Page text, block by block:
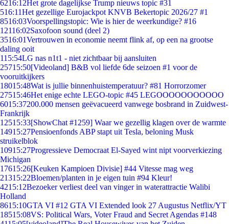
6216:12Het grote dagelijkse Trump nieuws topic #31
516:11Het gezellige Eurojackpot KNVB Bekertopic 2026/27 #1
8516:03Voorspellingstopic: Wie is hier de weerkundige? #16
12116:02Saxofoon sound (deel 2)
3516:01Vertrouwen in economie neemt flink af, op een na grootse
daling ooit
115:54LG nas n1t1 - niet zichtbaar bij aansluiten
25715:50[Videoland] B&B vol liefde 6de seizoen #1 voor de
vooruitkijkers
18015:48Wat is jullie binnenhuistemperatuur? #81 Horrorzomer
27515:46Het enige echte LEGO-topic #45 LEGOOOOOOOOOOO
6015:37200.000 mensen geëvacueerd vanwege bosbrand in Zuidwest-
Frankrijk
12515:33[ShowChat #1259] Waar we gezellig klagen over de warmte
14915:27Pensioenfonds ABP stapt uit Tesla, beloning Musk
struikelblok
10915:27Progressieve Democraat El-Sayed wint nipt voorverkiezing
Michigan
17615:26[Keuken Kampioen Divisie] #44 Vitesse mag weg
21315:22Bloemen/planten in je eigen tuin #94 Kleur!
4215:12Bezoeker verliest deel van vinger in waterattractie Walibi
Holland
8615:10GTA VI #12 GTA VI Extended look 27 Augustus Netflix/YT
18515:08VS: Political Wars, Voter Fraud and Secret Agendas #148